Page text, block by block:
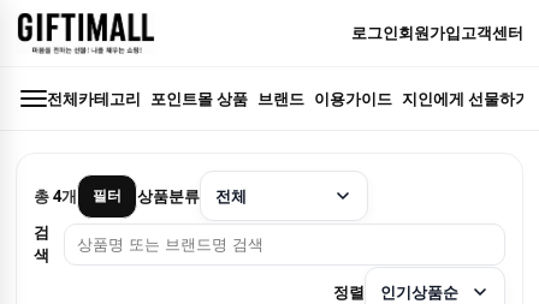
로그인회원가입고객센터
전체카테고리 포인트몰 상품 브랜드 이용가이드 지인에게 선물하기
총4개 필터
상품분류
검
색
정렬